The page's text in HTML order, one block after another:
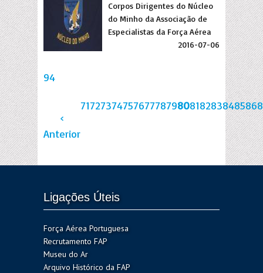
Corpos Dirigentes do Núcleo
do Minho da Associação de
Especialistas da Força Aérea
2016-07-06
94
‹
Anterior
71727374757677787980818283848586
Ligações Úteis
Força Aérea Portuguesa
Recrutamento FAP
Museu do Ar
Arquivo Histórico da FAP